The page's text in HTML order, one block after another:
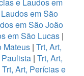
e Laudos em
em São
em São João
em São Lucas|
Mateus | Trt, Art,
| Trt, Art,
Trt, Art, Perícias e